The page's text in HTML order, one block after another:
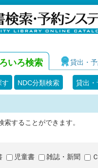
いろ検索 貸出・
す NDC分類検索 貸出
することができます。
児童書 雑誌・新聞